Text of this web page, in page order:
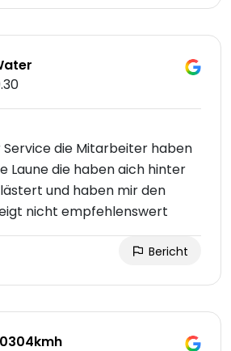
die Mitarbeiter haben
Laune die haben aich hinter
und haben mir den
nicht empfehlenswert
Bericht